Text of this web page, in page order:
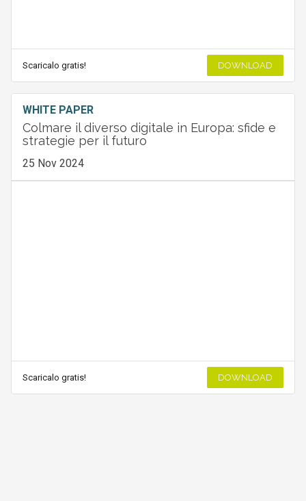
Scaricalo gratis! DOWNLOAD
WHITE PAPER
Colmare il diverso digitale in Europa: sfide e
strategie per il futuro
25 Nov 2024
Scaricalo gratis! DOWNLOAD